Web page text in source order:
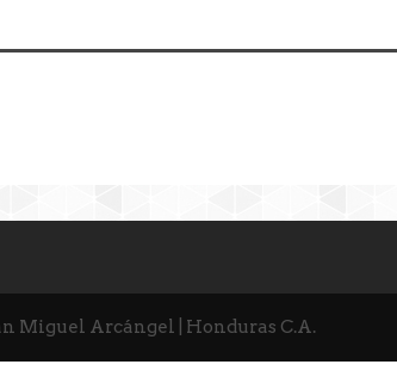
Miguel Arcángel | Honduras C.A.